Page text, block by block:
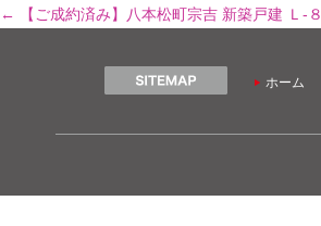
←
【ご成約済み】八本松町宗吉 新築戸建 Ｌ-８
ホーム